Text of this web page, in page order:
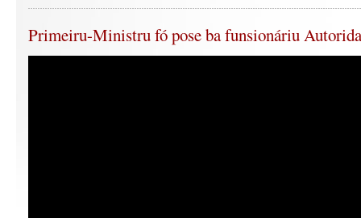
Primeiru-Ministru fó pose ba funsionáriu